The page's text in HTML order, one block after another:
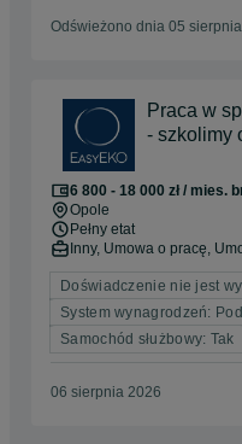
Odświeżono dnia 05
Praca w
- szkolimy
6 800 - 18 000 zł / mies.
Opole
Pełny etat
Inny, Umowa o pracę,
Doświadczenie nie jest
System wynagrodzeń:
Samochód służbowy: Tak
06 sierpnia 2026